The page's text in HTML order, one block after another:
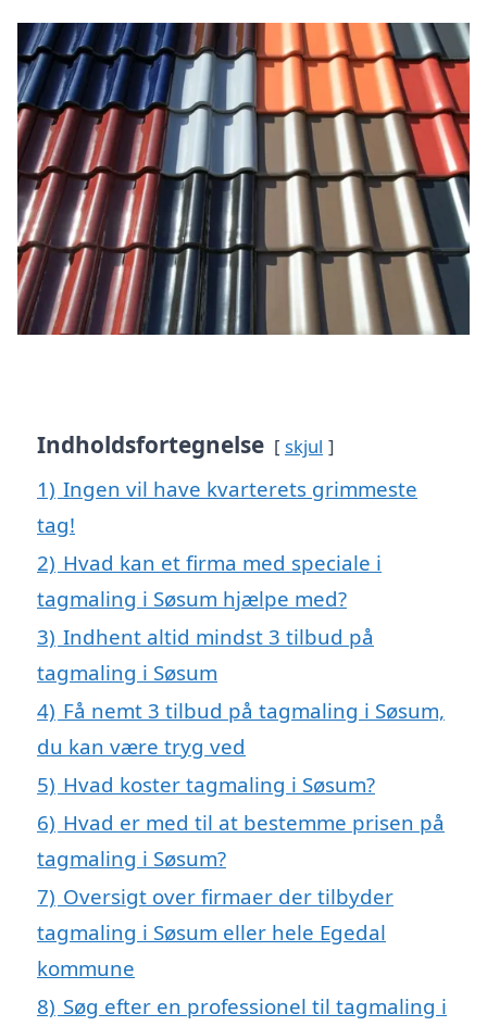
Indholdsfortegnelse skjul
1) Ingen vil have kvarterets grimmeste
tag!
2) Hvad kan et firma med speciale i
tagmaling i Søsum hjælpe med?
3) Indhent altid mindst 3 tilbud på
tagmaling i Søsum
4) Få nemt 3 tilbud på tagmaling i Søsum,
du kan være tryg ved
5) Hvad koster tagmaling i Søsum?
6) Hvad er med til at bestemme prisen på
tagmaling i Søsum?
7) Oversigt over firmaer der tilbyder
tagmaling i Søsum eller hele Egedal
kommune
8) Søg efter en professionel til tagmaling i